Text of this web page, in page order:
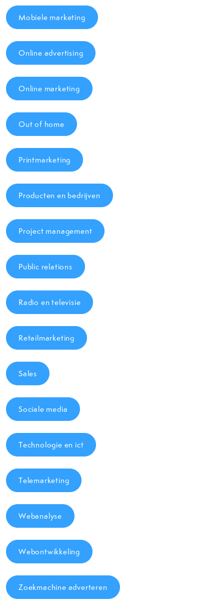
Mobiele marketing
Online advertising
Online marketing
Out of home
Printmarketing
Producten en bedrijven
Project management
Public relations
Radio en televisie
Retailmarketing
Sales
Sociale media
Technologie en ict
Telemarketing
Webanalyse
Webontwikkeling
Zoekmachine adverteren